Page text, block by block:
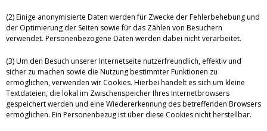
(2) Einige anonymisierte Daten werden für Zwecke der Fehlerbehebung und
der Optimierung der Seiten sowie für das Zählen von Besuchern
verwendet. Personenbezogene Daten werden dabei nicht verarbeitet.
(3) Um den Besuch unserer Internetseite nutzerfreundlich, effektiv und
sicher zu machen sowie die Nutzung bestimmter Funktionen zu
ermöglichen, verwenden wir Cookies. Hierbei handelt es sich um kleine
Textdateien, die lokal im Zwischenspeicher Ihres Internetbrowsers
gespeichert werden und eine Wiedererkennung des betreffenden Browsers
ermöglichen. Ein Personenbezug ist über diese Cookies nicht herstellbar.